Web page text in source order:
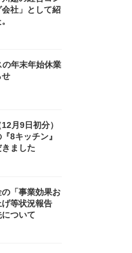
社」として紹
の年末年始休業
せ
月9日初分）
8キッチン』
ました
「事業効果お
等状況報告
ついて